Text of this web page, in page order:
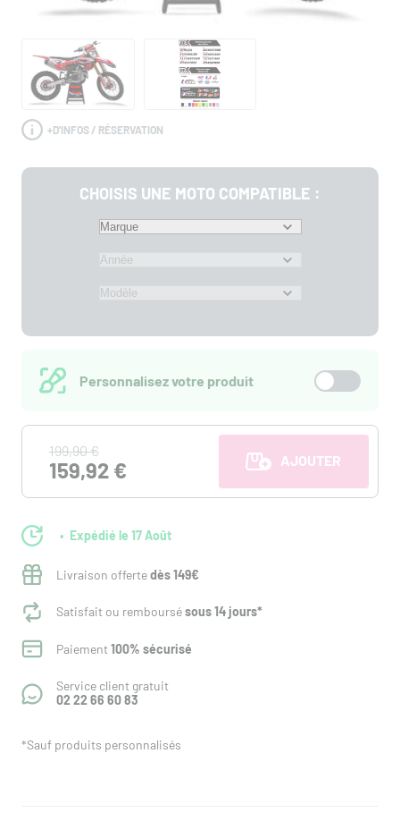
+D'INFOS / RÉSERVATION
CHOISIS UNE MOTO COMPATIBLE :
Personnalisez votre produit
199,90 €
159,92 € AJOUTER AU
Expédié le 17 Août
Livraison offertedès 149€
Satisfait ou remboursésous 14 jours*
Paiement100% sécurisé
Service client gratuit
02 22 66 60 83
*Sauf produits personnalisés